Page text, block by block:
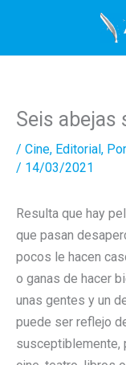
contenido
Seis abejas
/ Cine, Editorial,
/ 14/03/2021
Resulta que hay
que pasan
pocos le hacen
o ganas de hacer
unas gentes y un
puede ser reflejo
susceptiblemente,